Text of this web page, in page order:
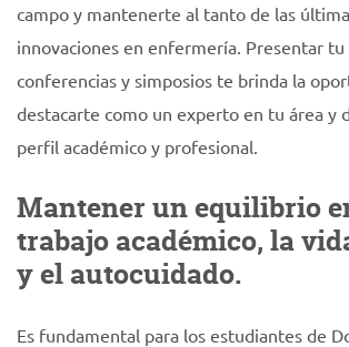
campo y mantenerte al tanto de las
innovaciones en enfermería. Presentar
conferencias y simposios te brinda la
destacarte como un experto en tu área y
perfil académico y profesional.
Mantener un equilibrio
trabajo académico, la
y el autocuidado.
Es fundamental para los estudiantes de